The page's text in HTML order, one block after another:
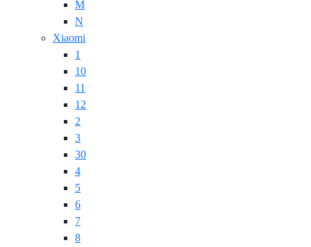
M
N
Xiaomi
1
10
11
12
2
3
30
4
5
6
7
8